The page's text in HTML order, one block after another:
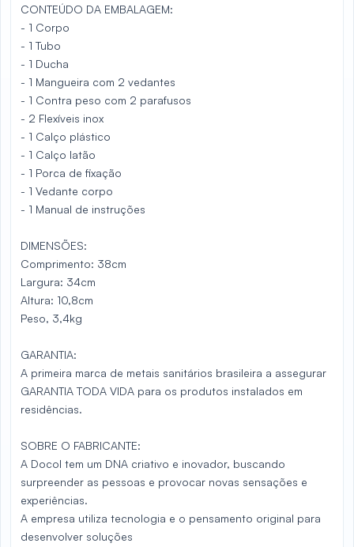
CONTEÚDO DA EMBALAGEM:
- 1 Corpo
- 1 Tubo
- 1 Ducha
- 1 Mangueira com 2 vedantes
- 1 Contra peso com 2 parafusos
- 2 Flexíveis inox
- 1 Calço plástico
- 1 Calço latão
- 1 Porca de fixação
- 1 Vedante corpo
- 1 Manual de instruções
DIMENSÕES:
Comprimento: 38cm
Largura: 34cm
Altura: 10,8cm
Peso, 3,4kg
GARANTIA:
A primeira marca de metais sanitários brasileira a assegurar
GARANTIA TODA VIDA para os produtos instalados em
residências.
SOBRE O FABRICANTE:
A Docol tem um DNA criativo e inovador, buscando
surpreender as pessoas e provocar novas sensações e
experiências.
A empresa utiliza tecnologia e o pensamento original para
desenvolver soluções